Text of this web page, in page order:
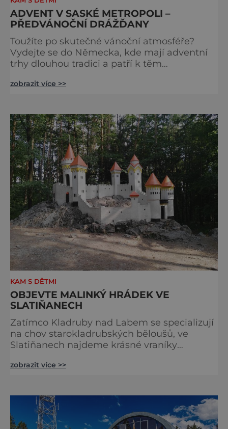
ADVENT V SASKÉ METROPOLI –
PŘEDVÁNOČNÍ DRÁŽĎANY
Toužíte po skutečné vánoční atmosféře?
Vydejte se do Německa, kde mají adventní
trhy dlouhou tradici a patří k těm
českým hranicím najdete v Drážďanech –
S norimberským Christkindlesmarktem se
drážďanské vánoční trhy každoročně
přetahují o pozici nejnavštěvovanějších t
zobrazit více >>
KAM S DĚTMI
OBJEVTE MALINKÝ HRÁDEK VE
SLATIŇANECH
Zatímco Kladruby nad Labem se specializují
na chov starokladrubských běloušů, ve
Slatiňanech najdeme krásné vraníky
budově zámku se dozvíte více o chovu
některé exponáty připomínají využití koní ve
vojenství, dopravě, honech či dostizích.
[caption id="attachment_74515
zobrazit více >>